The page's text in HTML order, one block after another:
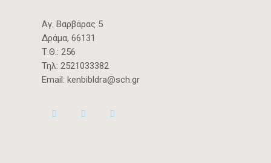
Αγ. Βαρβάρας 5
Δράμα, 66131
Τ.Θ.: 256
Τηλ: 2521033382
Email: kenbibldra@sch.gr